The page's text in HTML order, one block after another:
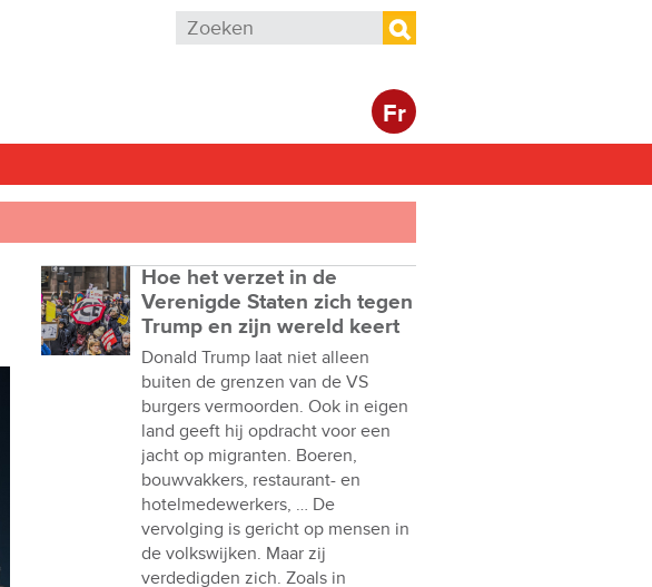
Zoekveld
Zoeken
Fr
Hoe het verzet in de
Verenigde Staten zich tegen
Trump en zijn wereld keert
Donald Trump laat niet alleen
buiten de grenzen van de VS
burgers vermoorden. Ook in eigen
land geeft hij opdracht voor een
jacht op migranten. Boeren,
bouwvakkers, restaurant- en
hotelmedewerkers, … De
vervolging is gericht op mensen in
de volkswijken. Maar zij
verdedigden zich. Zoals in